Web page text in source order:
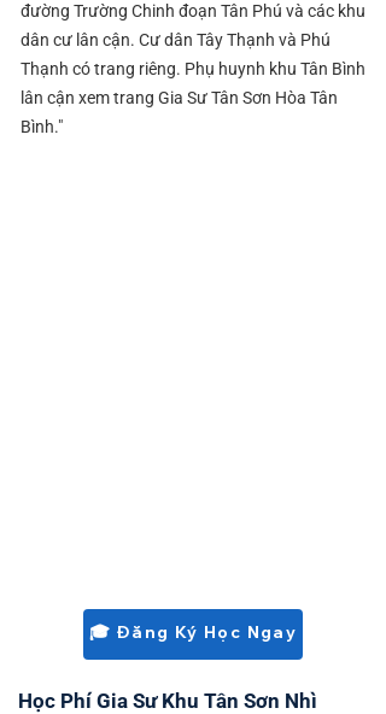
đường Trường Chinh đoạn Tân Phú và các khu
dân cư lân cận. Cư dân Tây Thạnh và Phú
Thạnh có trang riêng. Phụ huynh khu Tân Bình
lân cận xem trang Gia Sư Tân Sơn Hòa Tân
Bình."
🎓 Đăng Ký Học Ngay
Học Phí Gia Sư Khu Tân Sơn Nhì